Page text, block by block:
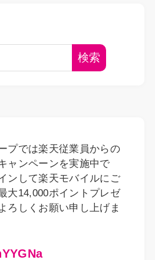
検索
プでは楽天従業員からの
ャンペーンを実施中で
ンして楽天モバイルにご
大14,000ポイントプレゼ
ろしくお願い申し上げま